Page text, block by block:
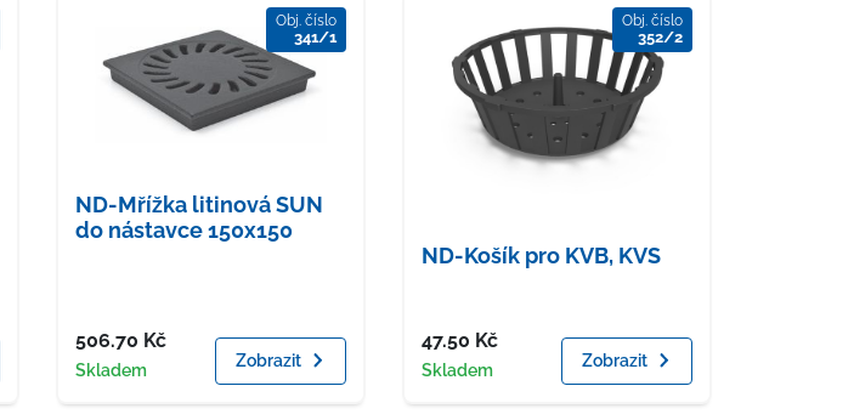
Obj. číslo
341/1
ND-Mřížka litinová SUN
do nástavce 150x150
Cena
506.70 Kč
Dostupnost
Skladem Zobrazit
Obj. číslo
352/2
ND-Košík pro KVB, KVS
Cena
47.50 Kč
Dostupnost
Skladem Zobrazit